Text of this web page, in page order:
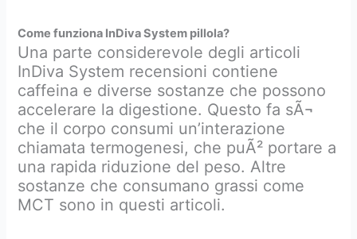
Come funziona InDiva System pillola?
Una parte considerevole degli articoli
InDiva System recensioni contiene
caffeina e diverse sostanze che possono
accelerare la digestione. Questo fa sÃ¬
che il corpo consumi un’interazione
chiamata termogenesi, che puÃ² portare a
una rapida riduzione del peso. Altre
sostanze che consumano grassi come
MCT sono in questi articoli.